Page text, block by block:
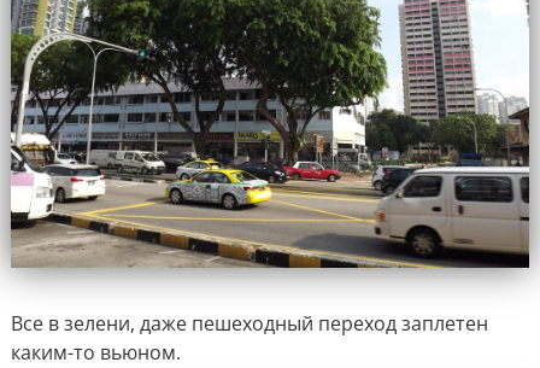
Все в зелени, даже пешеходный переход заплетен
каким-то вьюном.